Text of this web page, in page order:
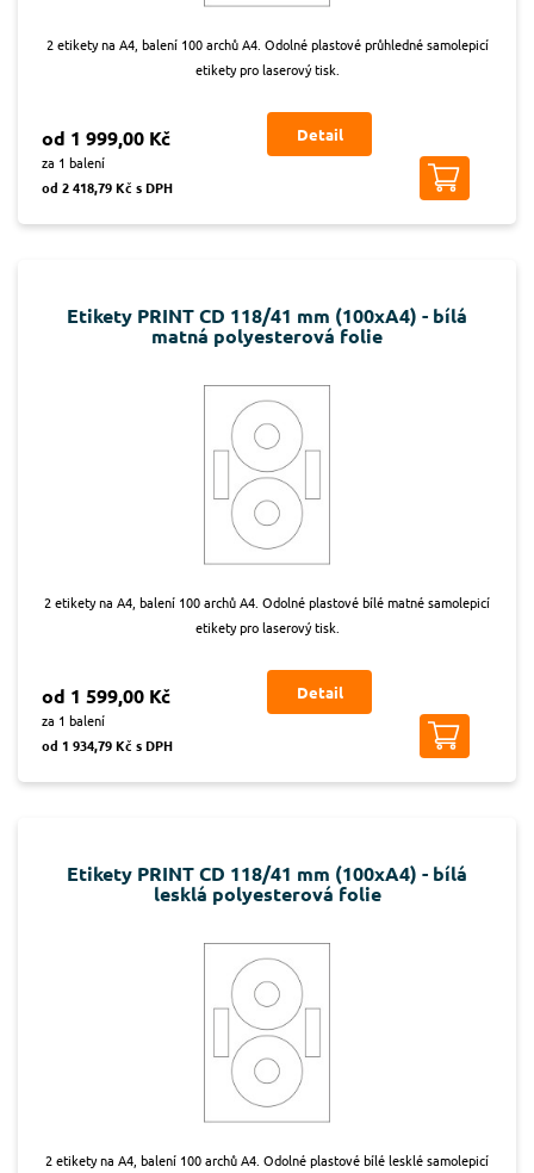
2 etikety na A4, balení 100 archů A4. Odolné plastové průhledné samolepicí
etikety pro laserový tisk.
od 1 999,00 Kč
za 1 balení
od 2 418,79 Kč s DPH
Detail
Etikety PRINT CD 118/41 mm (100xA4) - bílá
matná polyesterová folie
2 etikety na A4, balení 100 archů A4. Odolné plastové bílé matné samolepicí
etikety pro laserový tisk.
od 1 599,00 Kč
za 1 balení
od 1 934,79 Kč s DPH
Detail
Etikety PRINT CD 118/41 mm (100xA4) - bílá
lesklá polyesterová folie
2 etikety na A4, balení 100 archů A4. Odolné plastové bílé lesklé samolepicí